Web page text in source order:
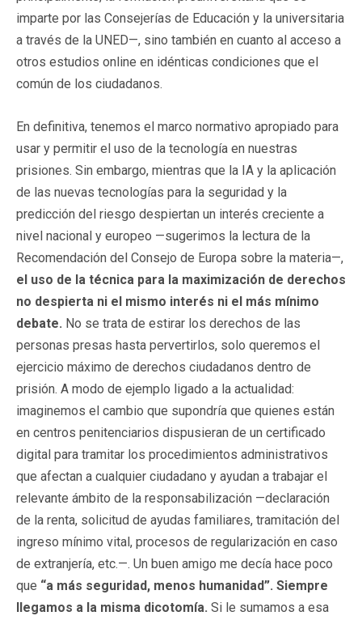
imparte por las Consejerías de Educación y la universitaria
a través de la UNED—, sino también en cuanto al acceso a
otros estudios online en idénticas condiciones que el
común de los ciudadanos.
En definitiva, tenemos el marco normativo apropiado para
usar y permitir el uso de la tecnología en nuestras
prisiones. Sin embargo, mientras que la IA y la aplicación
de las nuevas tecnologías para la seguridad y la
predicción del riesgo despiertan un interés creciente a
nivel nacional y europeo —sugerimos la lectura de la
Recomendación del Consejo de Europa sobre la materia—,
el uso de la técnica para la maximización de derechos
no despierta ni el mismo interés ni el más mínimo
debate. No se trata de estirar los derechos de las
personas presas hasta pervertirlos, solo queremos el
ejercicio máximo de derechos ciudadanos dentro de
prisión. A modo de ejemplo ligado a la actualidad:
imaginemos el cambio que supondría que quienes están
en centros penitenciarios dispusieran de un certificado
digital para tramitar los procedimientos administrativos
que afectan a cualquier ciudadano y ayudan a trabajar el
relevante ámbito de la responsabilización —declaración
de la renta, solicitud de ayudas familiares, tramitación del
ingreso mínimo vital, procesos de regularización en caso
de extranjería, etc.—. Un buen amigo me decía hace poco
que “a más seguridad, menos humanidad”. Siempre
llegamos a la misma dicotomía. Si le sumamos a esa